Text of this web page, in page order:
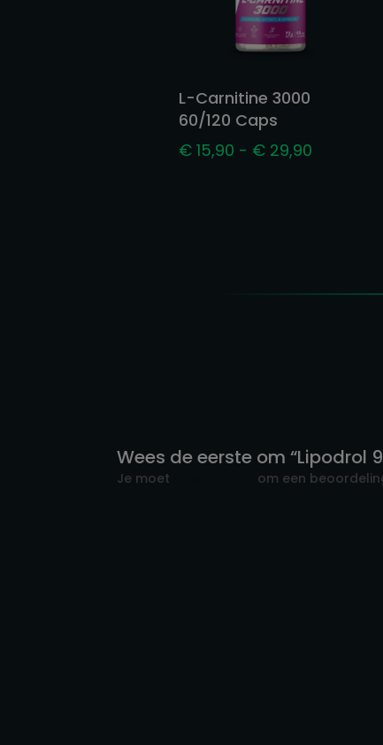
L-Carnitine 3000
60/120 Caps
€15,90 - €29,90
Wees de eerste om “Lipodrol
Je moet om een